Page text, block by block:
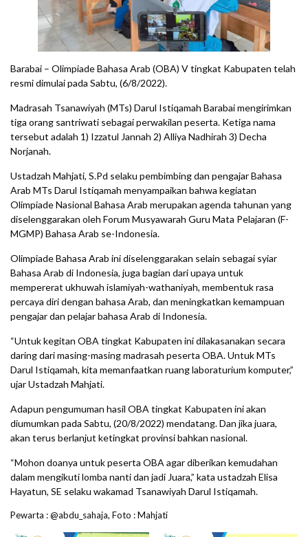
Barabai – Olimpiade Bahasa Arab (OBA) V tingkat Kabupaten telah
resmi dimulai pada Sabtu, (6/8/2022).
Madrasah Tsanawiyah (MTs) Darul Istiqamah Barabai mengirimkan
tiga orang santriwati sebagai perwakilan peserta. Ketiga nama
tersebut adalah 1) Izzatul Jannah 2) Alliya Nadhirah 3) Decha
Norjanah.
Ustadzah Mahjati, S.Pd selaku pembimbing dan pengajar Bahasa
Arab MTs Darul Istiqamah menyampaikan bahwa kegiatan
Olimpiade Nasional Bahasa Arab merupakan agenda tahunan yang
diselenggarakan oleh Forum Musyawarah Guru Mata Pelajaran (F-
MGMP) Bahasa Arab se-Indonesia.
Olimpiade Bahasa Arab ini diselenggarakan selain sebagai syiar
Bahasa Arab di Indonesia, juga bagian dari upaya untuk
mempererat ukhuwah islamiyah-wathaniyah, membentuk rasa
percaya diri dengan bahasa Arab, dan meningkatkan kemampuan
pengajar dan pelajar bahasa Arab di Indonesia.
“Untuk kegitan OBA tingkat Kabupaten ini dilakasanakan secara
daring dari masing-masing madrasah peserta OBA. Untuk MTs
Darul Istiqamah, kita memanfaatkan ruang laboraturium komputer,”
ujar Ustadzah Mahjati.
Adapun pengumuman hasil OBA tingkat Kabupaten ini akan
diumumkan pada Sabtu, (20/8/2022) mendatang. Dan jika juara,
akan terus berlanjut ketingkat provinsi bahkan nasional.
“Mohon doanya untuk peserta OBA agar diberikan kemudahan
dalam mengikuti lomba nanti dan jadi Juara,” kata ustadzah Elisa
Hayatun, SE selaku wakamad Tsanawiyah Darul Istiqamah.
Pewarta : @abdu_sahaja, Foto : Mahjati